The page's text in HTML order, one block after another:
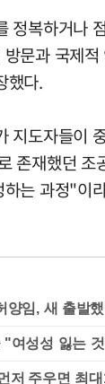
정복하거나
문과 국제
했다.
지도자들이
존재했던 조
는 과정"이
양임, 새 출발
"여성성 잃는